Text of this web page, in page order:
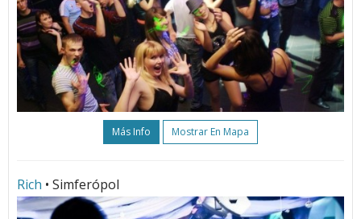
Más Info Mostrar En Mapa
Rich • Simferópol